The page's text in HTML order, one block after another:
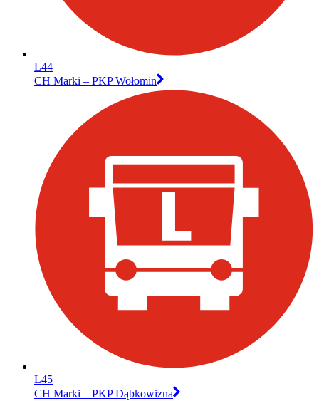
L44
CH Marki – PKP Wołomin
L45
CH Marki – PKP Dąbkowizna